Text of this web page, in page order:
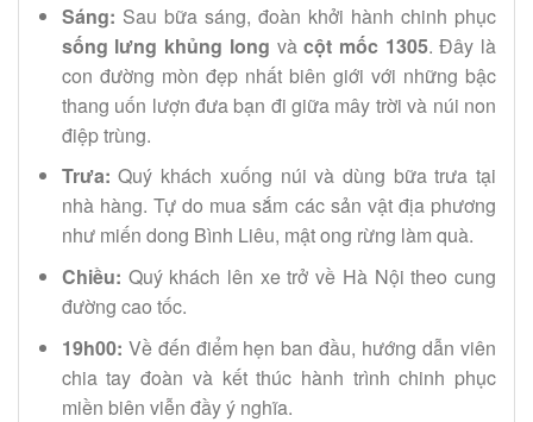
Sáng: Sau bữa sáng, đoàn khởi hành chinh phục
sống lưng khủng long vàcột mốc 1305. Đây là
con đường mòn đẹp nhất biên giới với những bậc
thang uốn lượn đưa bạn đi giữa mây trời và núi non
điệp trùng.
Trưa: Quý khách xuống núi và dùng bữa trưa tại
nhà hàng. Tự do mua sắm các sản vật địa phương
như miến dong Bình Liêu, mật ong rừng làm quà.
Chiều: Quý khách lên xe trở về Hà Nội theo cung
đường cao tốc.
19h00: Về đến điểm hẹn ban đầu, hướng dẫn viên
chia tay đoàn và kết thúc hành trình chinh phục
miền biên viễn đầy ý nghĩa.